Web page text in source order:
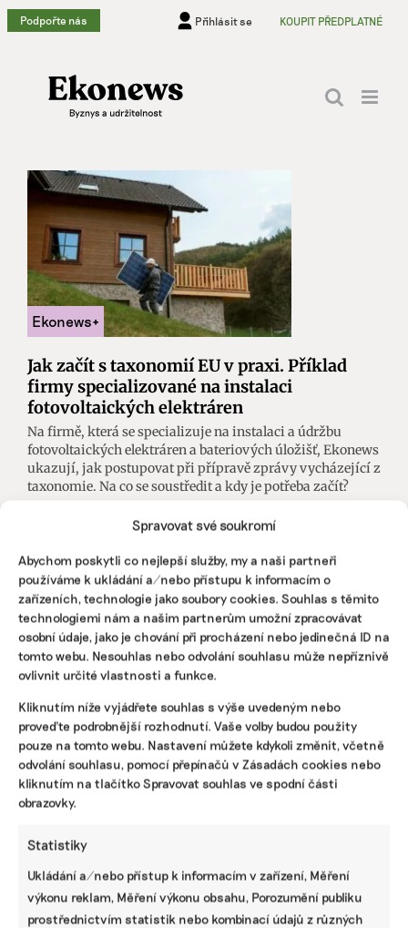
Spravovat své soukromí
Abychom poskytli co nejlepší služby, my a naši partneři
používáme k ukládání a/nebo přístupu k informacím o
zařízeních, technologie jako soubory cookies. Souhlas s těmito
technologiemi nám a našim partnerům umožní zpracovávat
osobní údaje, jako je chování při procházení nebo jedinečná ID na
tomto webu. Nesouhlas nebo odvolání souhlasu může nepříznivě
ovlivnit určité vlastnosti a funkce.
Kliknutím níže vyjádřete souhlas s výše uvedeným nebo
proveďte podrobnější rozhodnutí. Vaše volby budou použity
pouze na tomto webu. Nastavení můžete kdykoli změnit, včetně
odvolání souhlasu, pomocí přepínačů v Zásadách cookies nebo
kliknutím na tlačítko Spravovat souhlas ve spodní části
obrazovky.
Statistiky
Ukládání a/nebo přístup k informacím v zařízení, Měření
výkonu reklam, Měření výkonu obsahu, Porozumění publiku
prostřednictvím statistik nebo kombinací údajů z různých
Přeskočit
na
Podpořte nás Přihlásit se KOUPIT PŘEDPLATNÉ
Jak začít s taxonomií EU v praxi. Příklad
firmy specializované na instalaci
fotovoltaických elektráren
Na firmě, která se specializuje na instalaci a údržbu
fotovoltaických elektráren a bateriových úložišť, Ekonews
ukazují, jak postupovat při přípravě zprávy vycházející z
taxonomie. Na co se soustředit a kdy je potřeba začít?
31. ledna 2025 | Energetika
Návrh pěti nejdůležitějších změn
Taxonomie EU. Méně byrokracie, duplicit i